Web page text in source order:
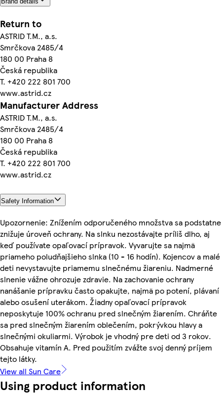
Return to
ASTRID T.M., a.s.
Smrčkova 2485/4
180 00 Praha 8
Česká republika
T. +420 222 801 700
www.astrid.cz
Manufacturer Address
ASTRID T.M., a.s.
Smrčkova 2485/4
180 00 Praha 8
Česká republika
T. +420 222 801 700
www.astrid.cz
Safety Information
Upozornenie: Znížením odporučeného množstva sa podstatne
znižuje úroveň ochrany. Na slnku nezostávajte príliš dlho, aj
keď používate opaľovací prípravok. Vyvarujte sa najmä
priameho poludňajšieho slnka (10 - 16 hodín). Kojencov a malé
deti nevystavujte priamemu slnečnému žiareniu. Nadmerné
slnenie vážne ohrozuje zdravie. Na zachovanie ochrany
nanášanie prípravku často opakujte, najmä po potení, plávaní
alebo osušení uterákom. Žiadny opaľovací prípravok
neposkytuje 100% ochranu pred slnečným žiarením. Chráňte
sa pred slnečným žiarením oblečením, pokrývkou hlavy a
slnečnými okuliarmi. Výrobok je vhodný pre deti od 3 rokov.
Obsahuje vitamín A. Pred použitím zvážte svoj denný príjem
tejto látky.
View all Sun Care
Using product information